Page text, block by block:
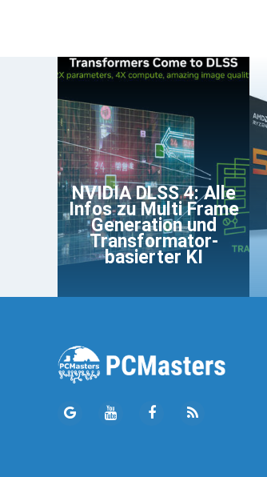
NVIDIA DLSS 4: Alle
Infos zu Multi Frame
Generation und
Transformator-
basierter KI